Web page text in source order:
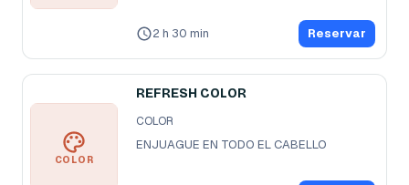
2 h 30 min Reservar
COLOR
REFRESH COLOR
COLOR
ENJUAGUE EN TODO EL CABELLO